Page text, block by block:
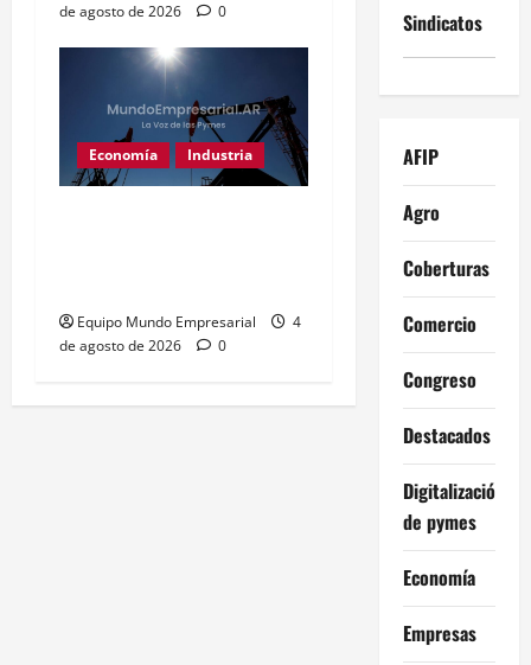
de agosto de 2026
0
Economía Industria
Equipo Mundo Empresarial
4
de agosto de 2026
0
Sindicatos
AFIP
Agro
Coberturas
Comercio
Congreso
Destacados
Digitalización
de pymes
Economía
Empresas